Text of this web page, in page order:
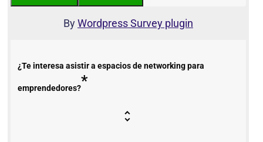
ByWordpress Survey plugin
¿Te interesa asistir a espacios de networking para
emprendedores?*